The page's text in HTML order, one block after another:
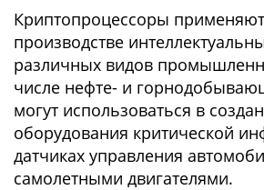
Криптопроцессоры
производстве
различных видов
числе нефте- и
могут использоваться в
оборудования критической
датчиках управления
самолетными двигателями.